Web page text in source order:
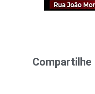
Compartilhe